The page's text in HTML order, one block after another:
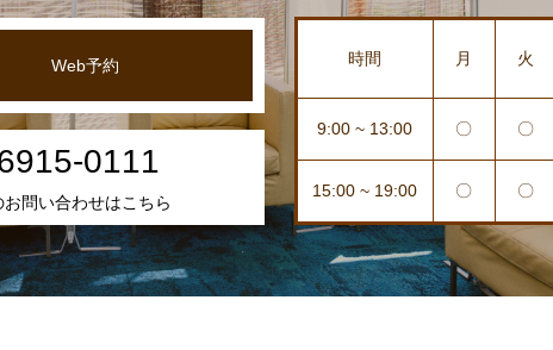
Web予約
0111
お問い合わせはこちら
時間 月 火
9:00 ~ 13:00 〇 〇
15:00 ~ 19:00 〇 〇